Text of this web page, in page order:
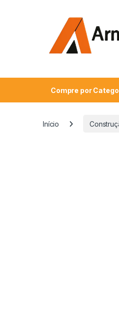
Compre por
Início